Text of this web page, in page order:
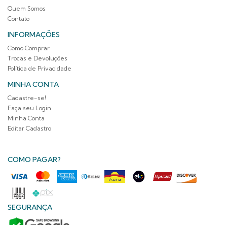
Quem Somos
Contato
INFORMAÇÕES
Como Comprar
Trocas e Devoluções
Política de Privacidade
MINHA CONTA
Cadastre-se!
Faça seu Login
Minha Conta
Editar Cadastro
COMO PAGAR?
SEGURANÇA